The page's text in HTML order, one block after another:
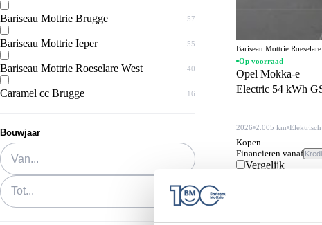
Bariseau Mottrie Brugge 57
Bariseau Mottrie Ieper 55
Bariseau Mottrie Roeselare West 40
Caramel cc Brugge 16
Bouwjaar
Van...
Tot...
Bariseau Mottrie
Op voorraad
Opel Mokka-e
Electric 54 kWh
2026 2.005 km Elektrisch
Kopen
Financieren vanaf
Vergelijk